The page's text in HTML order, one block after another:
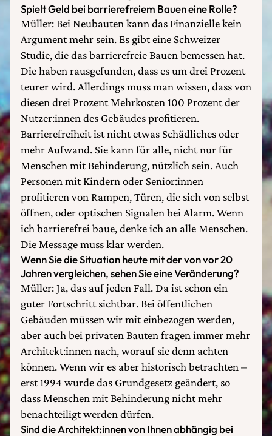
Spielt Geld bei barrierefreiem Bauen eine Rolle?
Müller: Bei Neubauten kann das Finanzielle kein
Argument mehr sein. Es gibt eine Schweizer
Studie, die das barrierefreie Bauen bemessen hat.
Die haben rausgefunden, dass es um drei Prozent
teurer wird. Allerdings muss man wissen, dass von
diesen drei Prozent Mehrkosten 100 Prozent der
Nutzer:innen des Gebäudes profitieren.
Barrierefreiheit ist nicht etwas Schädliches oder
mehr Aufwand. Sie kann für alle, nicht nur für
Menschen mit Behinderung, nützlich sein. Auch
Personen mit Kindern oder Senior:innen
profitieren von Rampen, Türen, die sich von selbst
öffnen, oder optischen Signalen bei Alarm. Wenn
ich barrierefrei baue, denke ich an alle Menschen.
Die Message muss klar werden.
Wenn Sie die Situation heute mit der von vor 20
Jahren vergleichen, sehen Sie eine Veränderung?
Müller: Ja, das auf jeden Fall. Da ist schon ein
guter Fortschritt sichtbar. Bei öffentlichen
Gebäuden müssen wir mit einbezogen werden,
aber auch bei privaten Bauten fragen immer mehr
Architekt:innen nach, worauf sie denn achten
können. Wenn wir es aber historisch betrachten –
erst 1994 wurde das Grundgesetz geändert, so
dass Menschen mit Behinderung nicht mehr
benachteiligt werden dürfen.
Sind die Architekt:innen von Ihnen abhängig bei